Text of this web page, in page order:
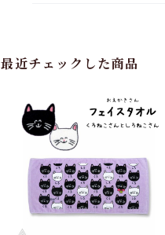
最近チェックした商品